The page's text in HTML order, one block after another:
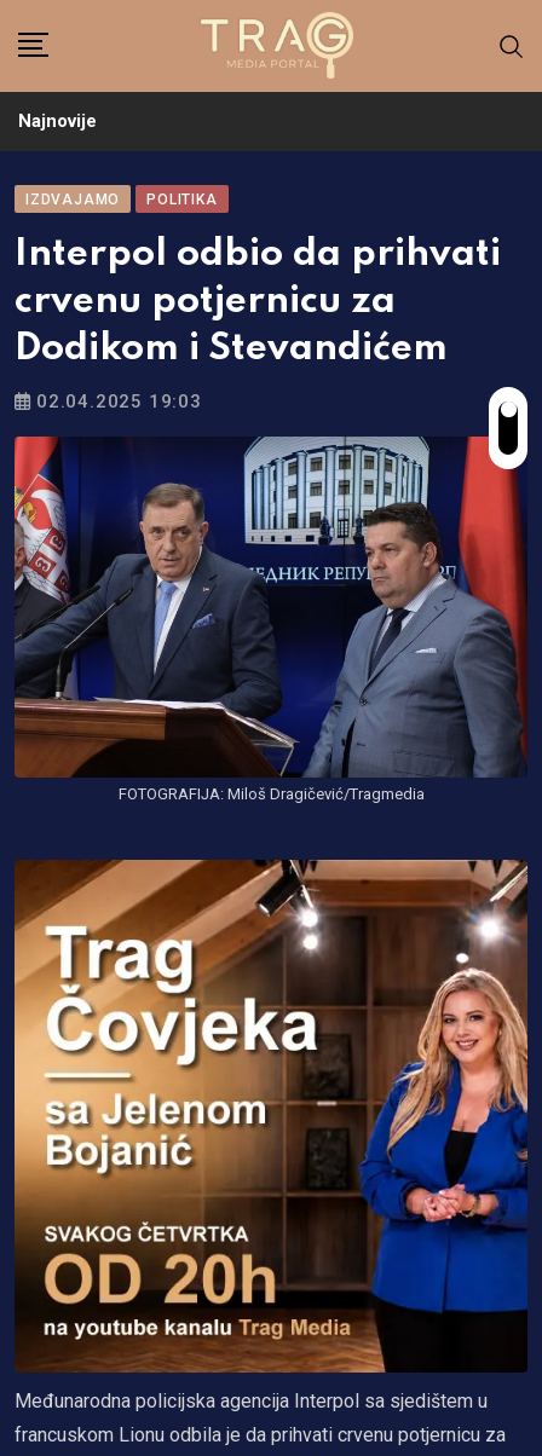
Najnovije
IZDVAJAMO POLITIKA
Interpol odbio da prihvati
crvenu potjernicu za
Dodikom i Stevandićem
02.04.2025 19:03
FOTOGRAFIJA: Miloš Dragičević/Tragmedia
Međunarodna policijska agencija Interpol sa sjedištem u
francuskom Lionu odbila je da prihvati crvenu potjernicu za